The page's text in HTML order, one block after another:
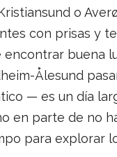
o
con prisas y
encontrar buena
Ålesund
— es un día
en parte de no
para explorar